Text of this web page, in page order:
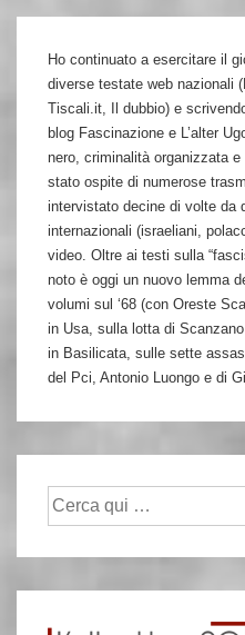
Ho continuato a esercitare il
diverse testate web nazionali
Tiscali.it, Il dubbio) e
blog Fascinazione e L’alter
nero, criminalità organizzata
stato ospite di numerose
intervistato decine di volte da
internazionali (israeliani,
video. Oltre ai testi sulla
noto è oggi un nuovo lemma
volumi sul ‘68 (con Oreste
in Usa, sulla lotta di
in Basilicata, sulle sette
del Pci, Antonio Luongo e di
Cerca: